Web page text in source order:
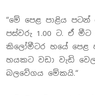
“මේ පෙළ පාළිය
පස්වරු 1.00 ට. ඒ
කිලෝමීටර හයේ පෙළ
හයකට වඩා වැඩි
බලවේගය මේකයි.“